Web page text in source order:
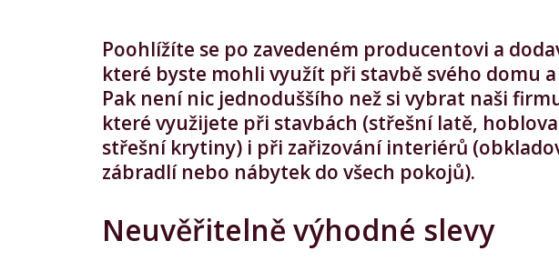
Poohlížíte se po zavedeném producentovi a
které byste mohli využít při stavbě svého domu
Pak není nic jednoduššího než si vybrat naši
které využijete při stavbách (střešní latě,
střešní krytiny) i při zařizování interiérů
zábradlí nebo nábytek do všech pokojů).
Neuvěřitelně výhodné slevy